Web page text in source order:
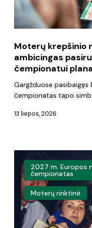
pasiruošimo
Europos
planas
Moterų krepšinio
ambicingas
čempionatui
Gargžduose
čempionatas tapo
13 liepos, 2026
Europos
čempionė
Dambrauskaitė
prisiminė
2027 m. Europos
čempionatas
Moterų rinktinė